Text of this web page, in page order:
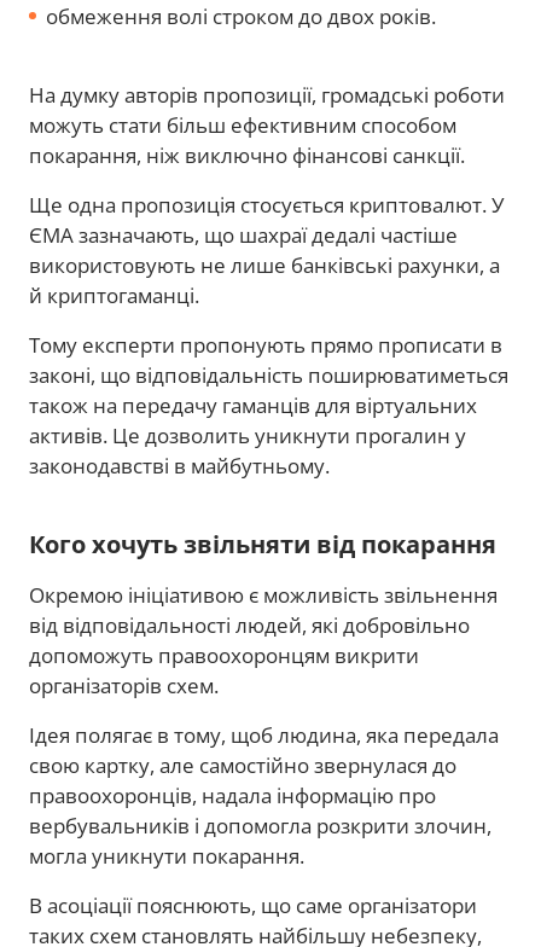
обмеження волі строком до двох років.
На думку авторів пропозиції, громадські роботи
можуть стати більш ефективним способом
покарання, ніж виключно фінансові санкції.
Ще одна пропозиція стосується криптовалют. У
ЄМА зазначають, що шахраї дедалі частіше
використовують не лише банківські рахунки, а
й криптогаманці.
Тому експерти пропонують прямо прописати в
законі, що відповідальність поширюватиметься
також на передачу гаманців для віртуальних
активів. Це дозволить уникнути прогалин у
законодавстві в майбутньому.
Кого хочуть звільняти від покарання
Окремою ініціативою є можливість звільнення
від відповідальності людей, які добровільно
допоможуть правоохоронцям викрити
організаторів схем.
Ідея полягає в тому, щоб людина, яка передала
свою картку, але самостійно звернулася до
правоохоронців, надала інформацію про
вербувальників і допомогла розкрити злочин,
могла уникнути покарання.
В асоціації пояснюють, що саме організатори
таких схем становлять найбільшу небезпеку,